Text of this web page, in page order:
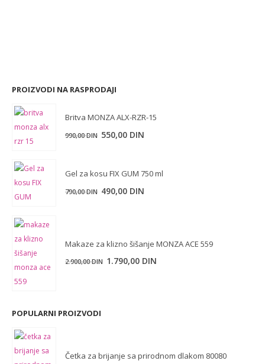
PROIZVODI NA RASPRODAJI
Britva MONZA ALX-RZR-15
990,00DIN Originalna
bila:
990,00 DIN.
550,00 DIN
550,00 DIN.
Gel za kosu FIX GUM 750 ml
790,00DIN Originalna
790,00 DIN.
490,00 DIN
Makaze za klizno šišanje MONZA ACE 559
2.900,00DIN Originalna
1.790,00 DIN
POPULARNI PROIZVODI
Četka za brijanje sa prirodnom dlakom 80080